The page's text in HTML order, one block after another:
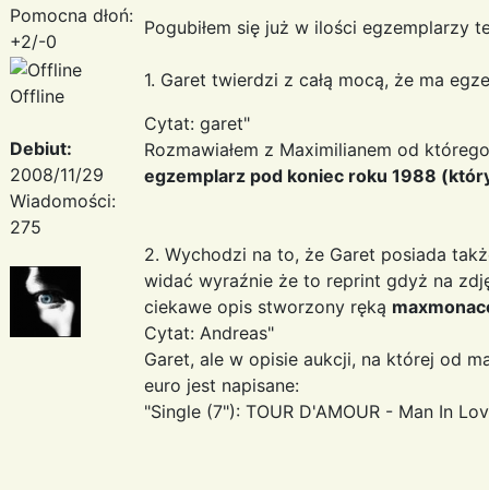
Pomocna dłoń:
+2/-0
Offline
Debiut:
2008/11/29
Wiadomości:
275
Pogubiłem się już w ilości egzemplarzy
1. Garet twierdzi z całą mocą, że ma
Cytat: garet"
Rozmawiałem z Maximilianem od
egzemplarz pod koniec roku 1988
2. Wychodzi na to, że Garet posiada
widać wyraźnie że to reprint gdyż na
ciekawe opis stworzony ręką
Cytat: Andreas"
Garet, ale w opisie aukcji, na której od
euro jest napisane:
"Single (7"): TOUR D'AMOUR - Man In